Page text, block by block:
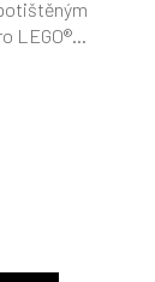
LEGO®...